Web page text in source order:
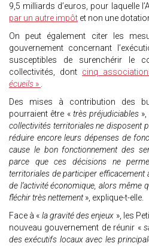
9,5 milliards d’euros, pour laquelle
par un autre impôt et non une
On peut également citer les
gouvernement concernant
susceptibles de surenchérir le
collectivités, dont cinq
écueils » .
Des mises à contribution des
pourraient être «très préjudiciables
collectivités territoriales ne disposent
réduire encore leurs dépenses de
cause le bon fonctionnement des
parce que ces décisions ne
territoriales de participer efficacement
de l’activité économique, alors même
fléchir très nettement», explique-t-elle.
Face à « la gravité des enjeux », les
nouveau gouvernement de réunir «
des exécutifs locaux avec les